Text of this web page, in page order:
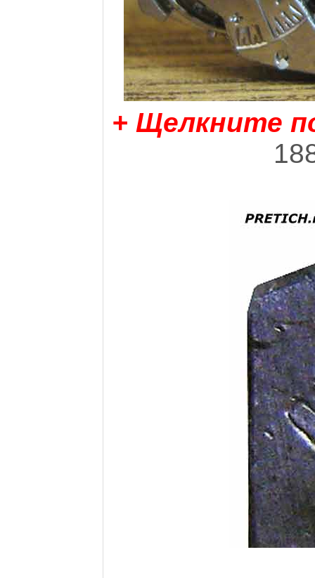
+ Щелкните